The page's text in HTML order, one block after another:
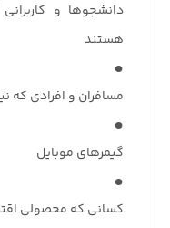
دانشجوها و
هستند
مسافران و افرادی که
گیمرهای موبایل
کسانی که محصولی